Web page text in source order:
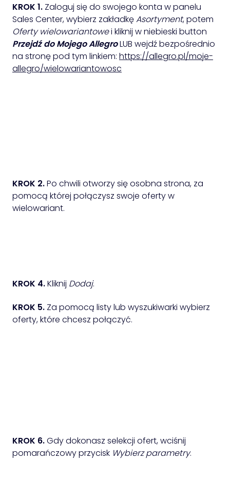
KROK 1. Zaloguj się do swojego konta w panelu
Sales Center, wybierz zakładkęAsortyment, potem
Oferty wielowariantowei kliknij w niebieski button
Przejdź do Mojego AllegroLUB wejdź bezpośrednio
na stronę pod tym linkiem: https://allegro.pl/moje-
allegro/wielowariantowosc
KROK 2.Po chwili otworzy się osobna strona, za
pomocą której połączysz swoje oferty w
wielowariant.
KROK 4.Kliknij Dodaj.
KROK 5. Za pomocą listy lub wyszukiwarki wybierz
oferty, które chcesz połączyć.
KROK 6.Gdy dokonasz selekcji ofert, wciśnij
pomarańczowy przycisk Wybierz parametry.